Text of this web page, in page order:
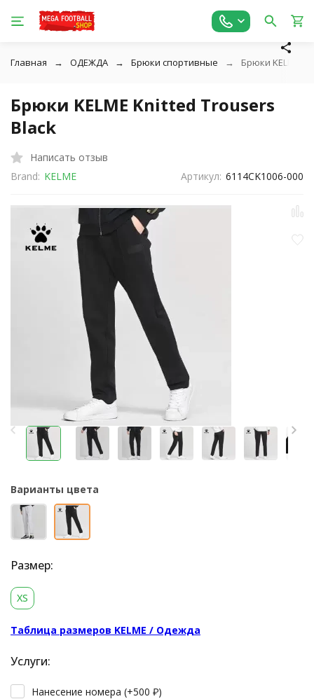
Главная ОДЕЖДА Брюки спортивные Брюки KELME
Брюки KELME Knitted Trousers
Black
Написать отзыв
Brand: KELME Артикул: 6114CK1006-000
Варианты цвета
Размер:
XS
Таблица размеров KELME / Одежда
Услуги:
Нанесение номера (+500 ₽)